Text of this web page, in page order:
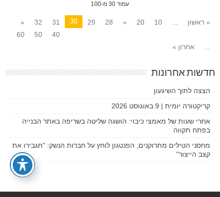
עמוד 30 מ-100
« ראשון ...
10
20
«
28
29
30
31
32
»
40
50
60
...
אחרון »
חדשות אחרונות
הצצה לתוך השיגעון
קריקטורה יומית | 9 באוגוסט 2026
אחרי שעות של מאמצי כיבוי: הושגה שליטה בשריפה באתר הבנייה
בפתח תקווה
מחסני הטילים מתרוקנים, הפנטגון לוחץ על חברות הנשק: "תגבירו את
קצב הייצור"